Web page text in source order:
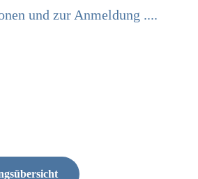
und zur Anmeldung ....